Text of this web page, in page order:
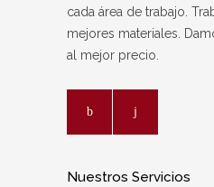
cada área de trabajo.
mejores materiales.
al mejor precio.
Nuestros Servicios